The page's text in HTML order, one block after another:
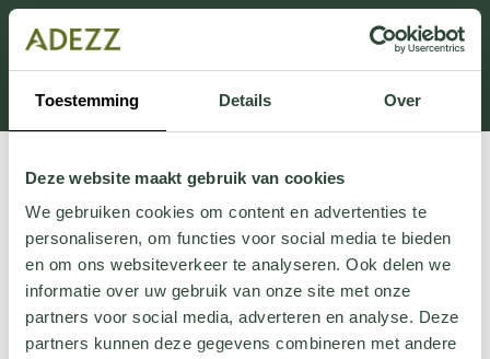
Toestemming Details Over
Deze website maakt gebruik van cookies
We gebruiken cookies om content en advertenties te
personaliseren, om functies voor social media te bieden
en om ons websiteverkeer te analyseren. Ook delen we
informatie over uw gebruik van onze site met onze
partners voor social media, adverteren en analyse. Deze
partners kunnen deze gegevens combineren met andere
Dit onderdeel is momenteel in onderhoud.
Als je informatie mist kun je ons bellen +31 413 274
168 of mailen
Customersupport@adezz.com.